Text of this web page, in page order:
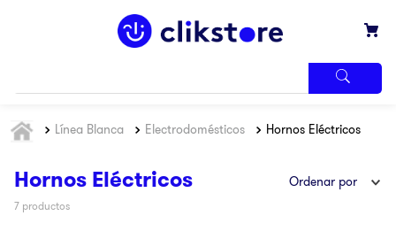
Línea Blanca Electrodomésticos Hornos Eléctricos
Hornos Eléctricos Ordenar por
7 productos
MÁS
iphone
2.
refrigerador